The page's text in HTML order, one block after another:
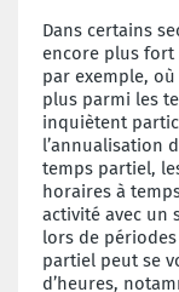
Dans certains
encore plus fort
par exemple,
plus parmi les
inquiètent
l’annualisation
temps partiel,
horaires à
activité avec un
lors de
partiel peut se
d’heures,